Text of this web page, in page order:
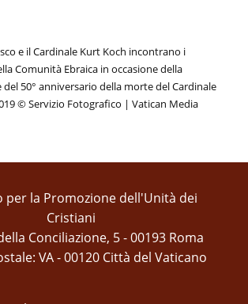
e il Cardinale Kurt Koch incontrano i
Comunità Ebraica in occasione della
50° anniversario della morte del Cardinale
© Servizio Fotografico | Vatican Media
per la Promozione dell'Unità dei
Cristiani
Conciliazione, 5 - 00193 Roma
VA - 00120 Città del Vaticano